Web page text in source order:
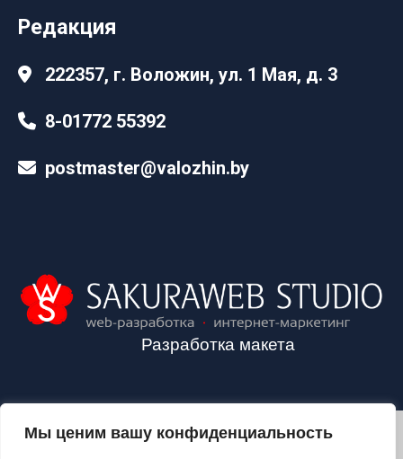
Мы ценим вашу конфиденциальность
Редакция
222357, г. Воложин, ул. 1 Мая, д. 3
8-01772 55392
postmaster@valozhin.by
Разработка макета
2024©VALOZHIN.BY - НОВОСТИ ВОЛОЖИНСКОГО РАЙОНА